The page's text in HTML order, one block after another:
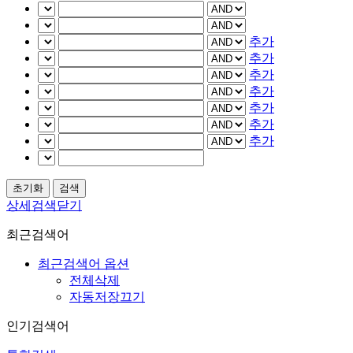
추가
추가
추가
추가
추가
추가
추가
상세검색닫기
최근검색어
최근검색어 옵션
전체삭제
자동저장끄기
인기검색어